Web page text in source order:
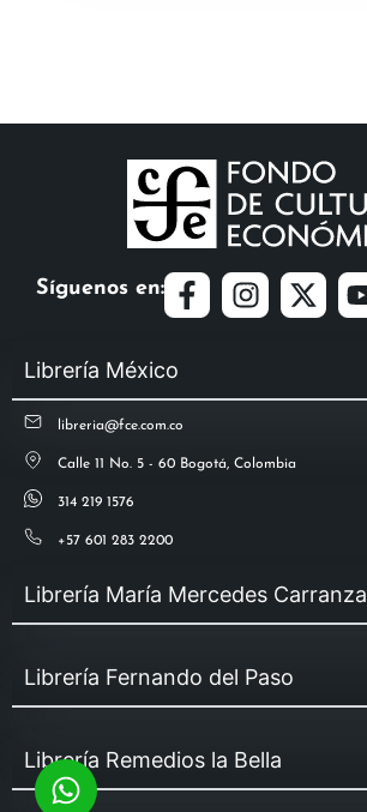
Síguenos en:
Librería México
libreria@fce.com.co
Calle 11 No. 5 - 60 Bogotá, Colombia
314 219 1576
+57 601 283 2200
Librería María Mercedes Carranza
Librería Fernando del Paso
Librería Remedios la Bella